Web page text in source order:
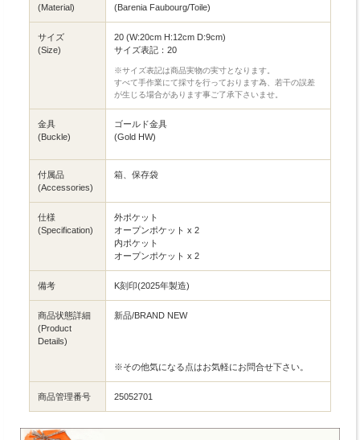
(Material)
(Barenia Faubourg/Toile)
サイズ
(Size)
20 (W:20cm H:12cm D:9cm)
サイズ表記：20
※サイズ表記は商品実物の実寸となります。
すべて手作業にて採寸を行っております為、若干の誤差
が生じる場合があります事ご了承下さいませ。
金具
(Buckle)
ゴールド金具
(Gold HW)
付属品
(Accessories)
箱、保存袋
仕様
(Specification)
外ポケット
オープンポケット x 2
内ポケット
オープンポケット x 2
備考 K刻印(2025年製造)
商品状態詳細
(Product
Details)
新品/BRAND NEW
※その他気になる点はお気軽にお問合せ下さい。
商品管理番号 25052701